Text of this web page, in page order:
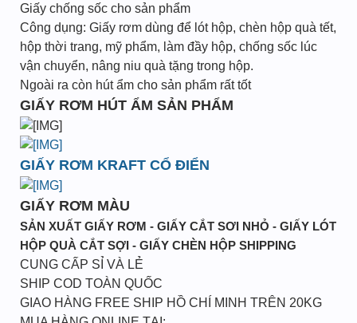
Giấy chống sốc cho sản phẩm
Công dụng: Giấy rơm dùng để lót hộp, chèn hộp quà tết,
hộp thời trang, mỹ phẩm, làm đầy hộp, chống sốc lúc
vận chuyển, nâng niu quà tặng trong hộp.
Ngoài ra còn hút ẩm cho sản phẩm rất tốt
GIẤY RƠM HÚT ẨM SẢN PHẨM
GIẤY RƠM KRAFT CỔ ĐIỂN
GIẤY RƠM MÀU
SẢN XUẤT GIẤY RƠM - GIẤY CẮT SƠI NHỎ - GIẤY LÓT
HỘP QUÀ CẮT SỢI - GIẤY CHÈN HỘP SHIPPING
CUNG CẤP SỈ VÀ LẺ
SHIP COD TOÀN QUỐC
GIAO HÀNG FREE SHIP HỒ CHÍ MINH TRÊN 20KG